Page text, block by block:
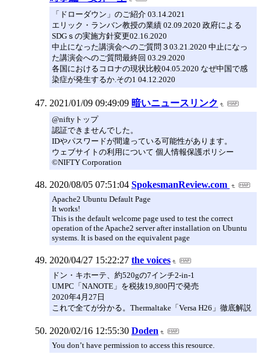
「ドローダウン」のご紹介 03.14.2021
エリック・ランバン教授の業績 02.09.2020 政府による
SDGｓの実施方針変更02.16.2020
中止になった講演会へのご質問３03.21.2020 中止になっ
た講演会へのご質問最終回 03.29.2020
各国におけるコロナの現状比較04.05.2020 なぜ中国で感
染症が発生するか.その1 04.12.2020
2021/01/09 09:49:09 暗いニュースリンク
@niftyトップ
認証できませんでした。
IDやパスワードが間違っている可能性があります。
ウェブサイトの利用について 個人情報保護ポリシー
©NIFTY Corporation
2020/08/05 07:51:04 SpokesmanReview.com
Apache2 Ubuntu Default Page
It works!
This is the default welcome page used to test the correct
operation of the Apache2 server after installation on Ubuntu
systems. It is based on the equivalent page
2020/04/27 15:22:27 the voices
ドン・キホーテ、約520gの7インチ2-in-1
UMPC「NANOTE」を税抜19,800円で発売
2020年4月27日
これで全てが分かる。Thermaltake「Versa H26」徹底解説
2020/02/16 12:55:30 Doden
You don’t have permission to access this resource.